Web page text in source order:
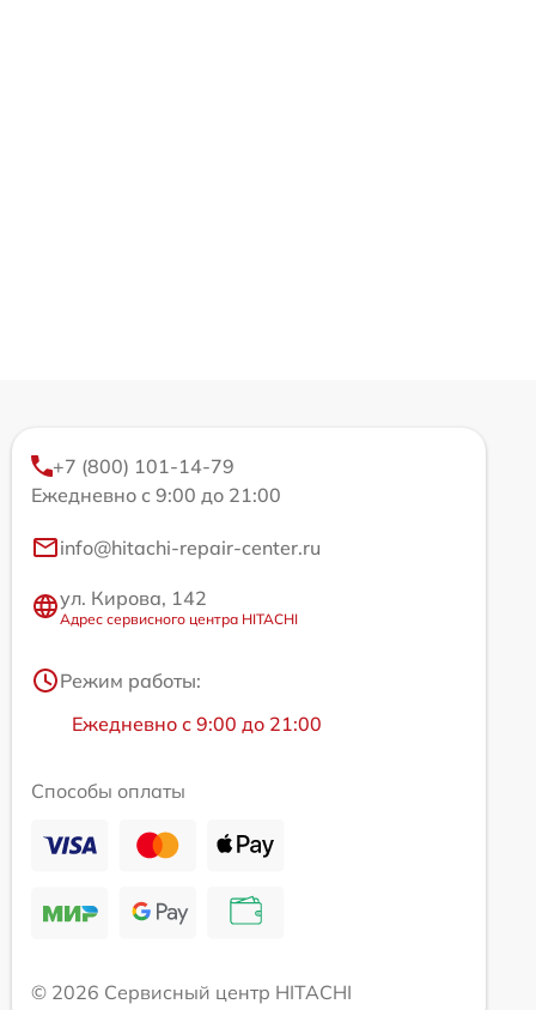
+7 (800) 101-14-79
Ежедневно с 9:00 до 21:00
info@hitachi-repair-center.ru
ул. Кирова, 142
Адрес сервисного центра HITACHI
Режим работы:
Ежедневно с 9:00 до 21:00
Способы оплаты
© 2026 Сервисный центр HITACHI